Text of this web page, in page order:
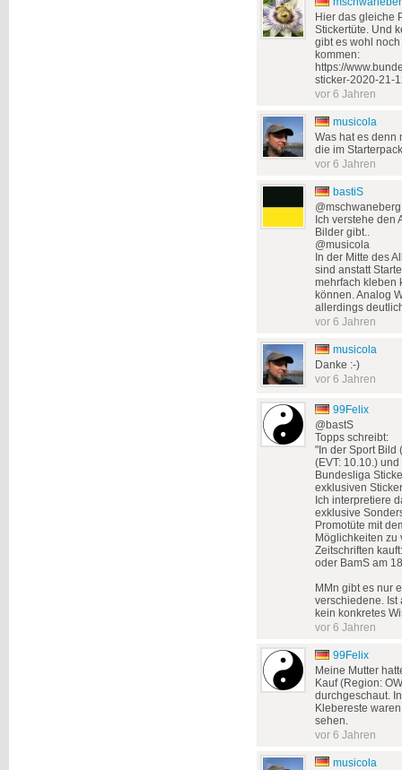
Hier das gleiche
Stickertüte. Und
gibt es wohl
kommen:
https://
sticker-2020-21-
vor 6 Jahren
musicola
Was hat es denn
die im
vor 6 Jahren
bastiS
@mschwaneberg
Ich verstehe den
Bilder gibt..
@musicola
In der Mitte des
sind anstatt
mehrfach kleben
können. Analog
allerdings
vor 6 Jahren
musicola
Danke :-)
vor 6 Jahren
99Felix
@bastS
Topps schreibt:
"In der Sport Bild
(EVT: 10.10.)
Bundesliga
exklusiven
Ich interpretiere
exklusive
Promotüte mit
Möglichkeiten zu
Zeitschriften
oder BamS am
MMn gibt es nur
verschiedene. Ist
kein konkretes
vor 6 Jahren
99Felix
Meine Mutter
Kauf (Region:
durchgeschaut.
Klebereste
sehen.
vor 6 Jahren
musicola